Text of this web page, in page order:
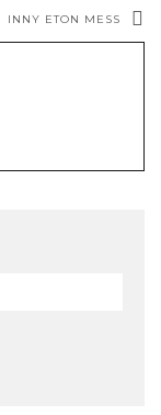
INNY ETON MESS